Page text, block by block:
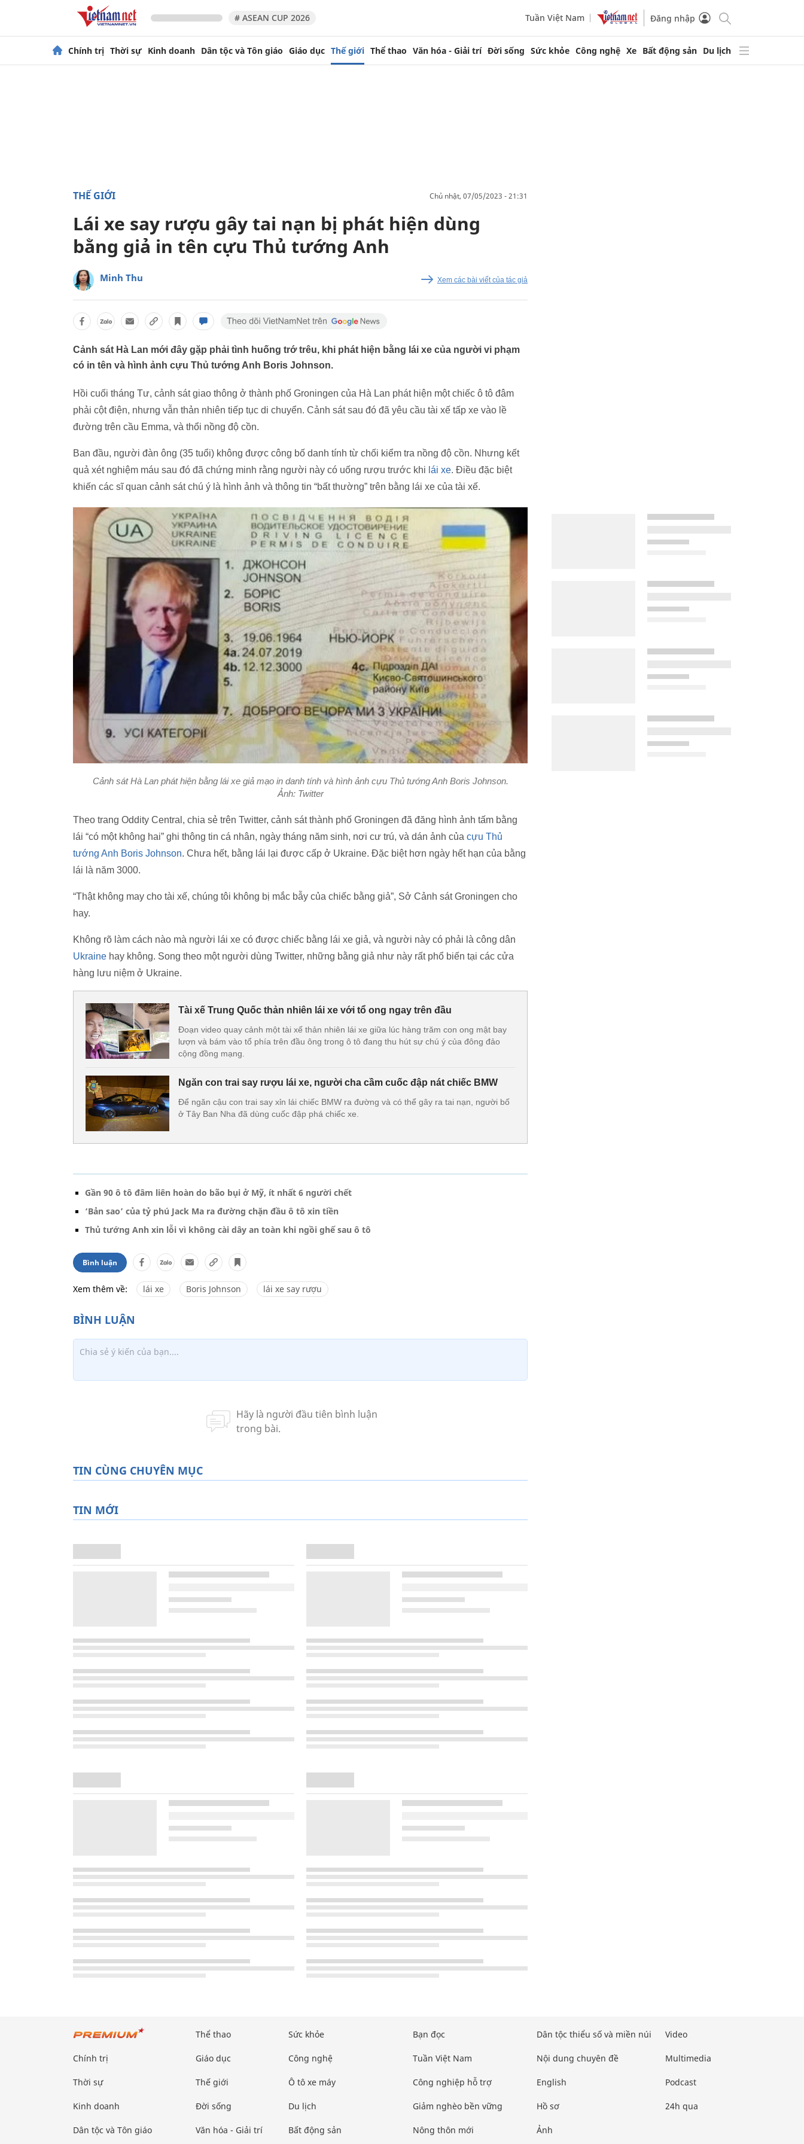
# ASEAN CUP 2026 Tuần Việt Nam Đăng nhập
Chính trị Thời sự Kinh doanh Dân tộc và Tôn giáo Giáo dục Thế giới Thể thao Văn hóa - Giải trí Đời sống Sức khỏe Công nghệ Xe Bất động sản Du lịch
THẾ GIỚI chủ nhật, 07/05/2023 - 21:31
Lái xe say rượu gây tai nạn bị phát hiện dùng
bằng giả in tên cựu Thủ tướng Anh
Minh Thu Xem các bài viết của tác giả
Cảnh sát Hà Lan mới đây gặp phải tình huống trớ trêu, khi phát hiện bằng lái xe của người vi phạm
có in tên và hình ảnh cựu Thủ tướng Anh Boris Johnson.
Hồi cuối tháng Tư, cảnh sát giao thông ở thành phố Groningen của Hà Lan phát hiện một chiếc ô tô đâm
phải cột điện, nhưng vẫn thản nhiên tiếp tục di chuyển. Cảnh sát sau đó đã yêu cầu tài xế tấp xe vào lề
đường trên cầu Emma, và thổi nồng độ cồn.
Ban đầu, người đàn ông (35 tuổi) không được công bố danh tính từ chối kiểm tra nồng độ cồn. Nhưng kết
quả xét nghiệm máu sau đó đã chứng minh rằng người này có uống rượu trước khi lái xe. Điều đặc biệt
khiến các sĩ quan cảnh sát chú ý là hình ảnh và thông tin “bất thường” trên bằng lái xe của tài xế.
Cảnh sát Hà Lan phát hiện bằng lái xe giả mạo in danh tính và hình ảnh cựu Thủ tướng Anh Boris Johnson.
Ảnh: Twitter
Theo trang Oddity Central, chia sẻ trên Twitter, cảnh sát thành phố Groningen đã đăng hình ảnh tấm bằng
lái “có một không hai” ghi thông tin cá nhân, ngày tháng năm sinh, nơi cư trú, và dán ảnh của cựu Thủ
tướng Anh Boris Johnson. Chưa hết, bằng lái lại được cấp ở Ukraine. Đặc biệt hơn ngày hết hạn của bằng
lái là năm 3000.
“Thật không may cho tài xế, chúng tôi không bị mắc bẫy của chiếc bằng giả”, Sở Cảnh sát Groningen cho
hay.
Không rõ làm cách nào mà người lái xe có được chiếc bằng lái xe giả, và người này có phải là công dân
Ukraine hay không. Song theo một người dùng Twitter, những bằng giả như này rất phổ biến tại các cửa
hàng lưu niệm ở Ukraine.
Tài xế Trung Quốc thản nhiên lái xe với tổ ong ngay trên đầu
Đoạn video quay cảnh một tài xế thản nhiên lái xe giữa lúc hàng trăm con ong mật bay
lượn và bám vào tổ phía trên đầu ông trong ô tô đang thu hút sự chú ý của đông đảo
cộng đồng mạng.
Ngăn con trai say rượu lái xe, người cha cầm cuốc đập nát chiếc BMW
Để ngăn cậu con trai say xỉn lái chiếc BMW ra đường và có thể gây ra tai nạn, người bố
ở Tây Ban Nha đã dùng cuốc đập phá chiếc xe.
Gần 90 ô tô đâm liên hoàn do bão bụi ở Mỹ, ít nhất 6 người chết
‘Bản sao’ của tỷ phú Jack Ma ra đường chặn đầu ô tô xin tiền
Thủ tướng Anh xin lỗi vì không cài dây an toàn khi ngồi ghế sau ô tô
Bình luận
Xem thêm về: lái xe Boris Johnson lái xe say rượu
TIN CÙNG CHUYÊN MỤC
TIN MỚI
Chính trị
Thời sự
Kinh doanh
Dân tộc và Tôn giáo
Thể thao
Giáo dục
Thế giới
Đời sống
Văn hóa - Giải trí
Sức khỏe
Công nghệ
Ô tô xe máy
Du lịch
Bất động sản
Bạn đọc
Tuần Việt Nam
Công nghiệp hỗ trợ
Giảm nghèo bền vững
Nông thôn mới
Dân tộc thiểu số và miền núi
Nội dung chuyên đề
English
Hồ sơ
Ảnh
Video
Multimedia
Podcast
24h qua